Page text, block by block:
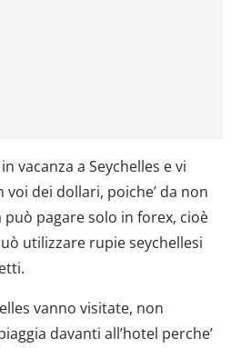
vacanza a Seychelles e vi
dei dollari, poiche’ da non
pagare solo in forex, cioè
utilizzare rupie seychellesi
vanno visitate, non
davanti all’hotel perche’